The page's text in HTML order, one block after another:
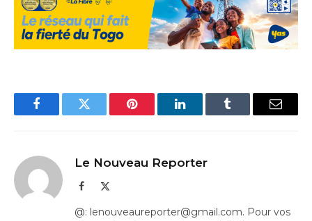
FacebookTwitter Pinterest LinkedInTumblr Email
Le Nouveau Reporter
Facebook
@: lenouveaureporter@gmail.com. Pour vos